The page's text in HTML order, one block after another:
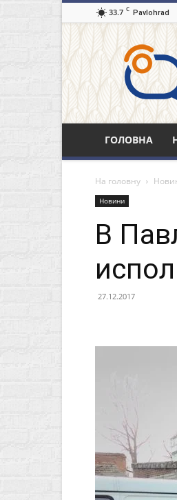
33.7 C Pavlohrad
ГОЛОВНА
На головну
Новини
В
27.12.2017